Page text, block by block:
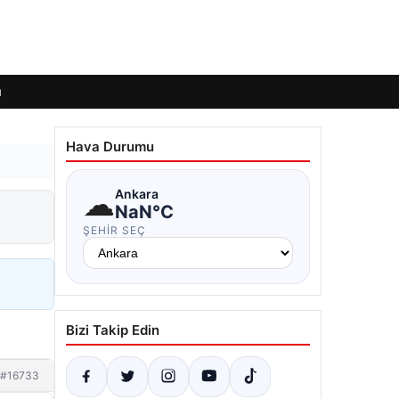
#16733
Hava Durumu
☁Ankara
NaN°C
ŞEHIR SEÇ
Bizi Takip Edin